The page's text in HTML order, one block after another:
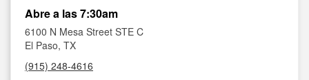
Abre a las 7:30am
6100 N Mesa Street STE C
El Paso, TX
(915) 248-4616